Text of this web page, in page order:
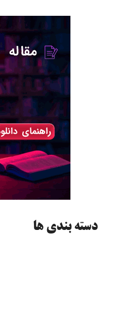
دسته‌ بندی ها